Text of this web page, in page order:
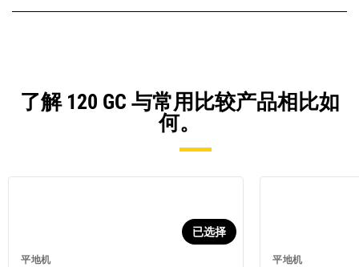
了解 120 GC 与常用比较产品相比如
何。
平地机
已选择
平地机